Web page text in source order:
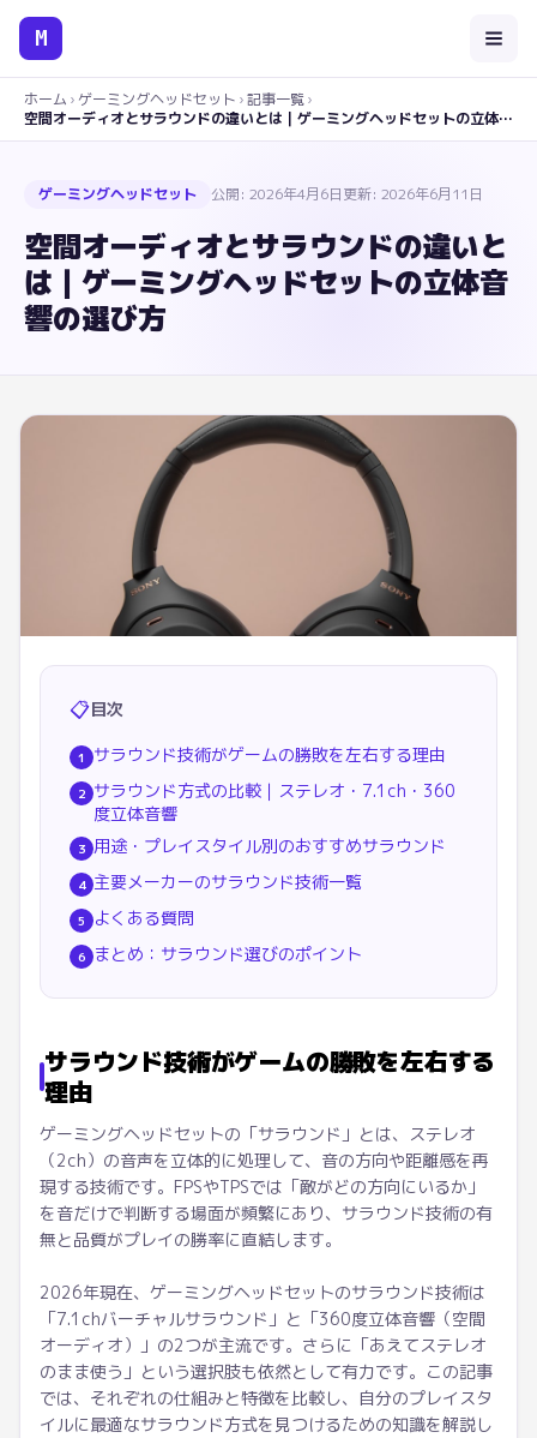
M
ホーム › ゲーミングヘッドセット ›記事一覧›
空間オーディオとサラウンドの違いとは｜ゲーミングヘッドセットの立体音響の選び方
ゲーミングヘッドセット 公開: 2026年4月6日更新: 2026年6月11日
空間オーディオとサラウンドの違いと
は｜ゲーミングヘッドセットの立体音
響の選び方
📋目次
1 サラウンド技術がゲームの勝敗を左右する理由
2 サラウンド方式の比較｜ステレオ・7.1ch・360
度立体音響
3 用途・プレイスタイル別のおすすめサラウンド
4 主要メーカーのサラウンド技術一覧
5 よくある質問
6 まとめ：サラウンド選びのポイント
サラウンド技術がゲームの勝敗を左右する
理由
ゲーミングヘッドセットの「サラウンド」とは、ステレオ
（2ch）の音声を立体的に処理して、音の方向や距離感を再
現する技術です。FPSやTPSでは「敵がどの方向にいるか」
を音だけで判断する場面が頻繁にあり、サラウンド技術の有
無と品質がプレイの勝率に直結します。
2026年現在、ゲーミングヘッドセットのサラウンド技術は
「7.1chバーチャルサラウンド」と「360度立体音響（空間
オーディオ）」の2つが主流です。さらに「あえてステレオ
のまま使う」という選択肢も依然として有力です。この記事
では、それぞれの仕組みと特徴を比較し、自分のプレイスタ
イルに最適なサラウンド方式を見つけるための知識を解説し